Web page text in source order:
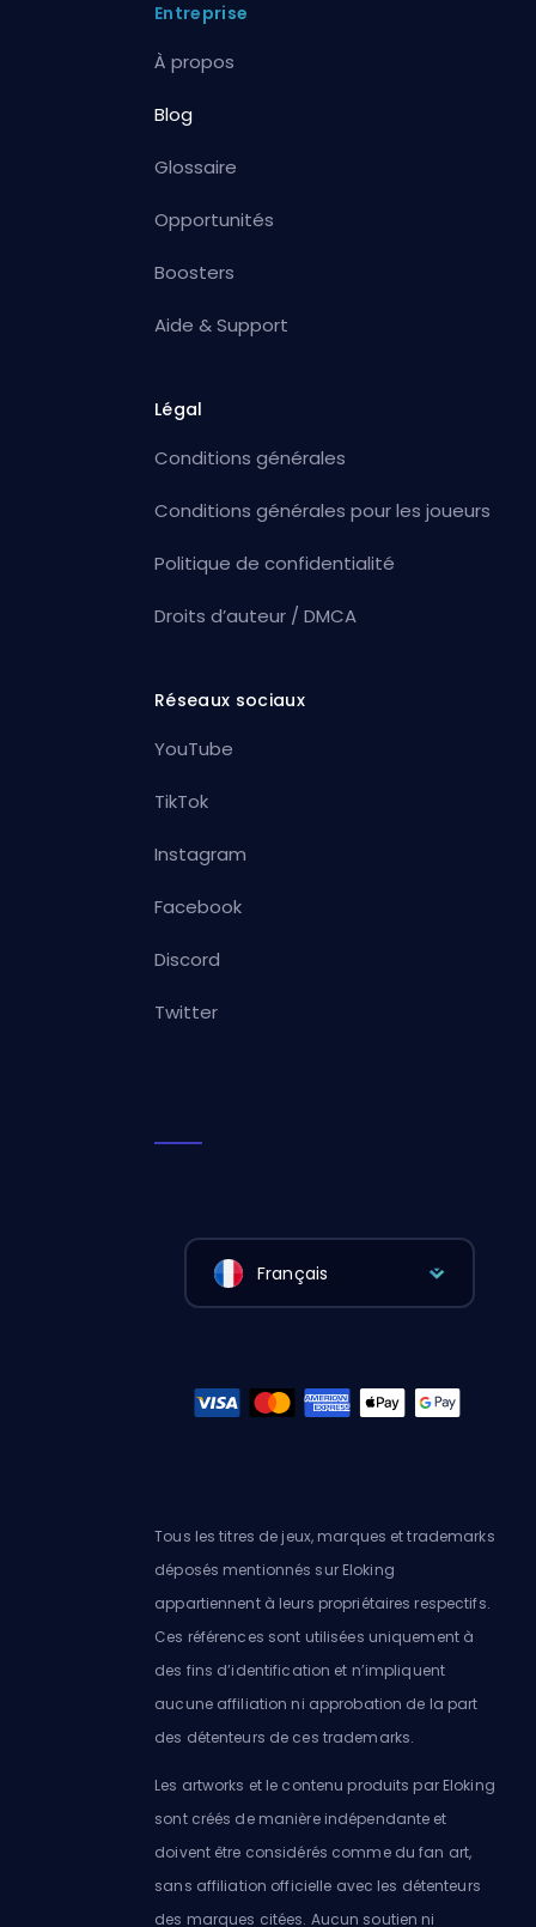
Entreprise
À propos
Blog
Glossaire
Opportunités
Boosters
Aide & Support
Légal
Conditions générales
Conditions générales pour les joueurs
Politique de confidentialité
Droits d’auteur / DMCA
Réseaux sociaux
YouTube
TikTok
Instagram
Facebook
Discord
Twitter
Français
Tous les titres de jeux, marques et trademarks
déposés mentionnés sur Eloking
appartiennent à leurs propriétaires respectifs.
Ces références sont utilisées uniquement à
des fins d’identification et n’impliquent
aucune affiliation ni approbation de la part
des détenteurs de ces trademarks.
Les artworks et le contenu produits par Eloking
sont créés de manière indépendante et
doivent être considérés comme du fan art,
sans affiliation officielle avec les détenteurs
des marques citées. Aucun soutien ni